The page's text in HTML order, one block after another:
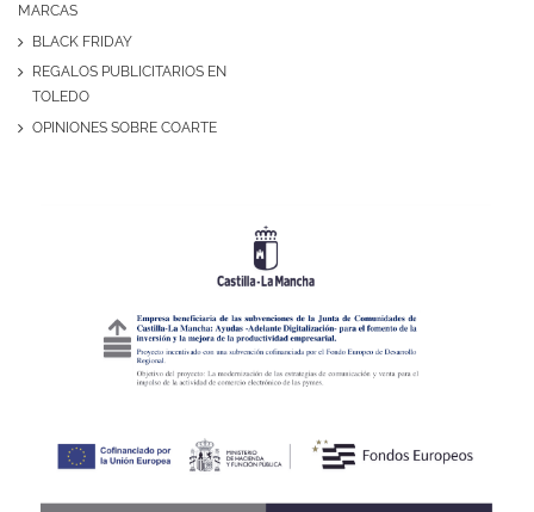
MARCAS
BLACK FRIDAY
REGALOS PUBLICITARIOS EN
TOLEDO
OPINIONES SOBRE COARTE